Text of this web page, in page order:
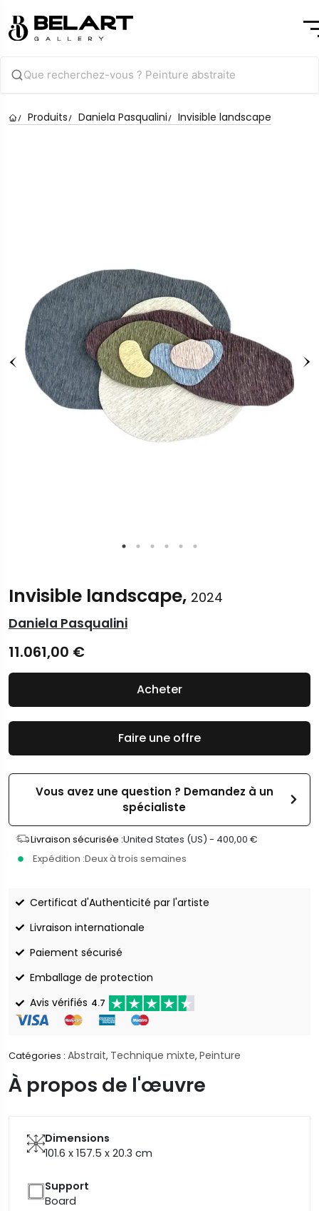
Produits Daniela Pasqualini Invisible landscape
Invisible landscape, 2024
Daniela Pasqualini
11.061,00 €
Faire une offre
Vous avez une question ? Demandez à un
spécialiste
Livraison sécurisée :United States (US) - 400,00 €
Expédition :Deux à trois semaines
Certificat d'Authenticité par l'artiste
Livraison internationale
Paiement sécurisé
Emballage de protection
Avis vérifiés 4.7
Catégories : Abstrait, Technique mixte, Peinture
Acheter
À propos de l'œuvre
Dimensions
101.6 x 157.5 x 20.3 cm
Support
Board